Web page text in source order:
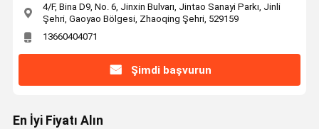
4/F, Bina D9, No. 6, Jinxin Bulvarı, Jintao Sanayi Parkı, Jinli
Şehri, Gaoyao Bölgesi, Zhaoqing Şehri, 529159
13660404071
Şimdi başvurun
En İyi Fiyatı Alın